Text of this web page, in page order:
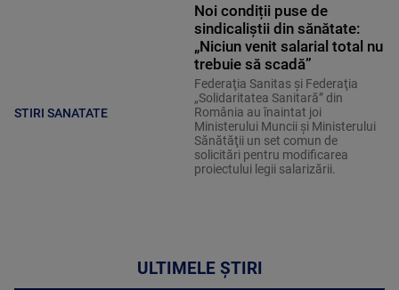
STIRI SANATATE
Noi condiții puse de
sindicaliștii din sănătate:
„Niciun venit salarial total nu
trebuie să scadă”
Federaţia Sanitas şi Federaţia
„Solidaritatea Sanitară” din
România au înaintat joi
Ministerului Muncii şi Ministerului
Sănătăţii un set comun de
solicitări pentru modificarea
proiectului legii salarizării.
ULTIMELE ȘTIRI